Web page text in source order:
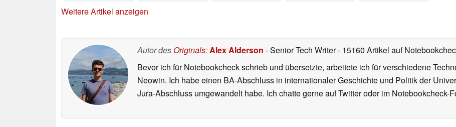
Weitere Artikel anzeigen
Autor des Originals:Alex Alderson - Senior Tech Writer- 15160 Artikel auf
Bevor ich für Notebookcheck schrieb und übersetzte, arbeitete ich für verschiedene
Neowin. Ich habe einen BA-Abschluss in internationaler Geschichte und Politik der
Jura-Abschluss umgewandelt habe. Ich chatte gerne auf Twitter oder im Notebookcheck-